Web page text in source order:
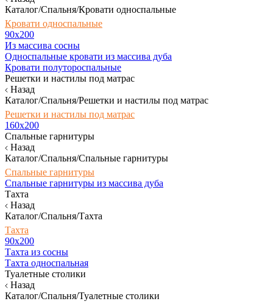
Каталог/Спальня/Кровати односпальные
Кровати односпальные
90х200
Из массива сосны
Односпальные кровати из массива дуба
Кровати полутороспальные
Решетки и настилы под матрас
Назад
Каталог/Спальня/Решетки и настилы под матрас
Решетки и настилы под матрас
160х200
Спальные гарнитуры
Назад
Каталог/Спальня/Спальные гарнитуры
Спальные гарнитуры
Спальные гарнитуры из массива дуба
Тахта
Назад
Каталог/Спальня/Тахта
Тахта
90х200
Тахта из сосны
Тахта односпальная
Туалетные столики
Назад
Каталог/Спальня/Туалетные столики